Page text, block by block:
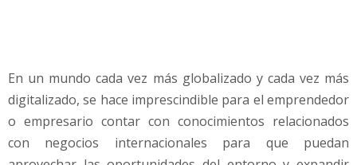
n
a
e
r
En un mundo cada vez más globalizado y cada vez más
digitalizado, se hace imprescindible para el emprendedor
o empresario contar con conocimientos relacionados
con negocios internacionales para que puedan